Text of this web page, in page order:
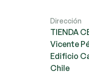
Dirección
TIENDA
Vicente
Edificio
Chile